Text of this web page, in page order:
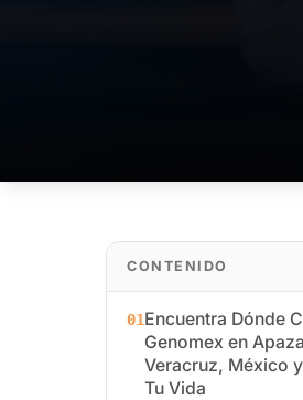
CONTENIDO
01Encuentra Dónde
Genomex en
Veracruz, México
Tu Vida